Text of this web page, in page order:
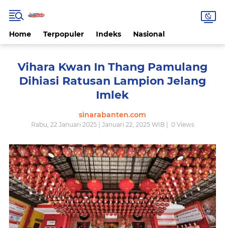
Home Terpopuler Indeks Nasional
Vihara Kwan In Thang Pamulang
Dihiasi Ratusan Lampion Jelang
Imlek
sinarabanten.com
Rabu, 22 Januari 2025 | Januari 22, 2025 WIB | 0Views